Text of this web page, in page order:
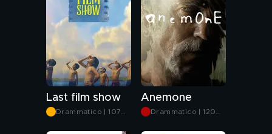
Last film show
Drammatico | 107
Anemone
Drammatico | 120